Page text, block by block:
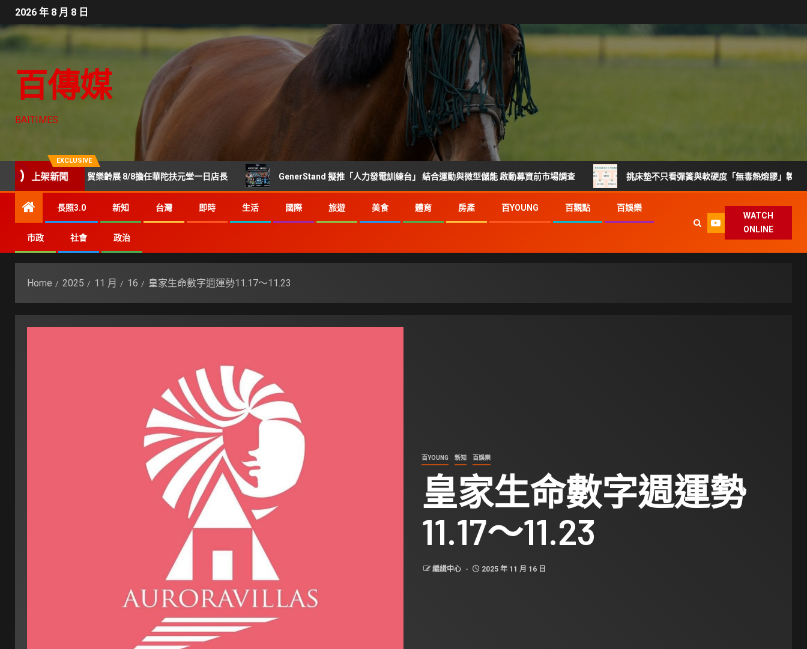
2026 年 8 月 8 日
百傳媒
BAITIMES
EXCLUSIVE
上架新聞
美鳳現身世貿樂齡展 8/8擔任華陀扶元堂一日店長 GenerStand 擬推「人力發電訓練台」 結合運動與微型儲能 啟動募資前市場調查 挑床墊不只看彈簧與軟硬度「無毒熱熔膠」製程升級搶攻
長照3.0 新知 台灣 即時 生活 國際 旅遊 美食 體育 房產 百YOUNG 百觀點 百娛樂
市政 社會 政治
WATCH
ONLINE
Home 2025 11 月 16 皇家生命數字週運勢11.17～11.23
百YOUNG 新知 百娛樂
皇家生命數字週運勢
11.17～11.23
編緝中心 2025 年 11 月 16 日